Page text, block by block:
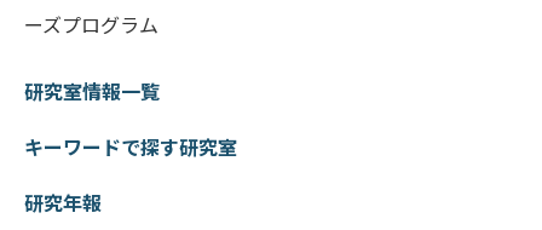
ーズプログラム
研究室情報一覧
キーワードで探す研究室
研究年報